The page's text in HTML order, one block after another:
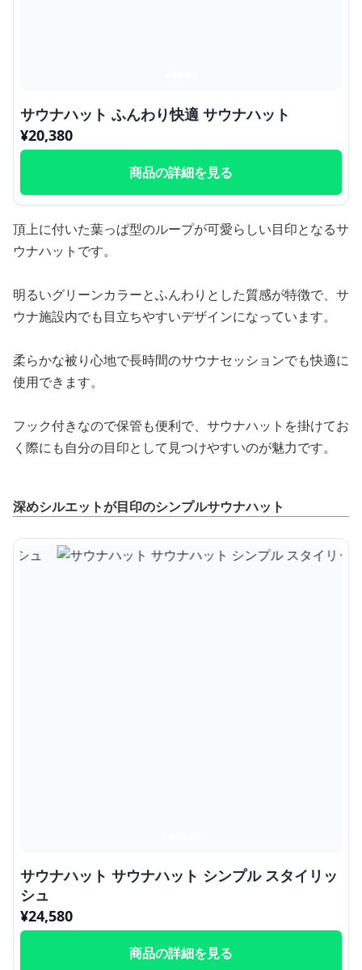
サウナハット ふんわり快適 サウナハット
¥20,380
商品の詳細を見る
頂上に付いた葉っぱ型のループが可愛らしい目印となるサ
ウナハットです。
明るいグリーンカラーとふんわりとした質感が特徴で、サ
ウナ施設内でも目立ちやすいデザインになっています。
柔らかな被り心地で長時間のサウナセッションでも快適に
使用できます。
フック付きなので保管も便利で、サウナハットを掛けてお
く際にも自分の目印として見つけやすいのが魅力です。
深めシルエットが目印のシンプルサウナハット
サウナハット サウナハット シンプル スタイリッ
シュ
¥24,580
商品の詳細を見る